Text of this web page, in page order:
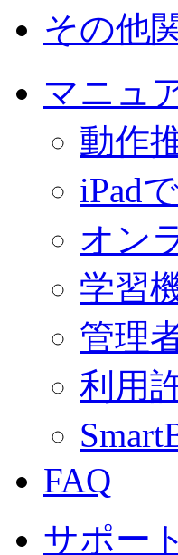
その他
マニュ
動作
iPad
オン
学習
管理
利用
FAQ
サポート